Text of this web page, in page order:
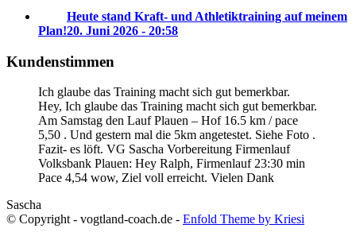
Heute stand Kraft- und Athletiktraining auf meinem
Plan!20. Juni 2026 - 20:58
Kundenstimmen
Ich glaube das Training macht sich gut bemerkbar.
Hey, Ich glaube das Training macht sich gut bemerkbar.
Am Samstag den Lauf Plauen – Hof 16.5 km / pace
5,50 . Und gestern mal die 5km angetestet. Siehe Foto .
Fazit- es löft. VG Sascha Vorbereitung Firmenlauf
Volksbank Plauen: Hey Ralph, Firmenlauf 23:30 min
Pace 4,54 wow, Ziel voll erreicht. Vielen Dank
Sascha
© Copyright - vogtland-coach.de - Enfold Theme by Kriesi